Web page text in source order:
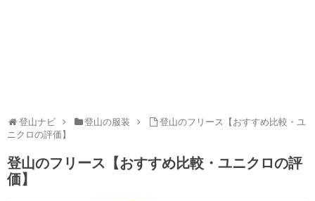
登山ナビ 登山の服装
登山のフリース【おすすめ比較・ユ
ニクロの評価】
登山のフリース【おすすめ比較・ユニクロの評
価】